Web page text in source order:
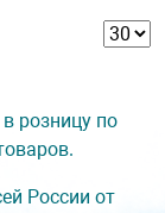
розницу по
России от